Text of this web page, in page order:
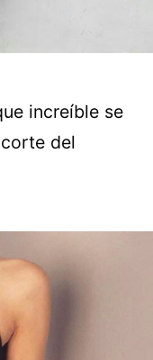
increíble se
del